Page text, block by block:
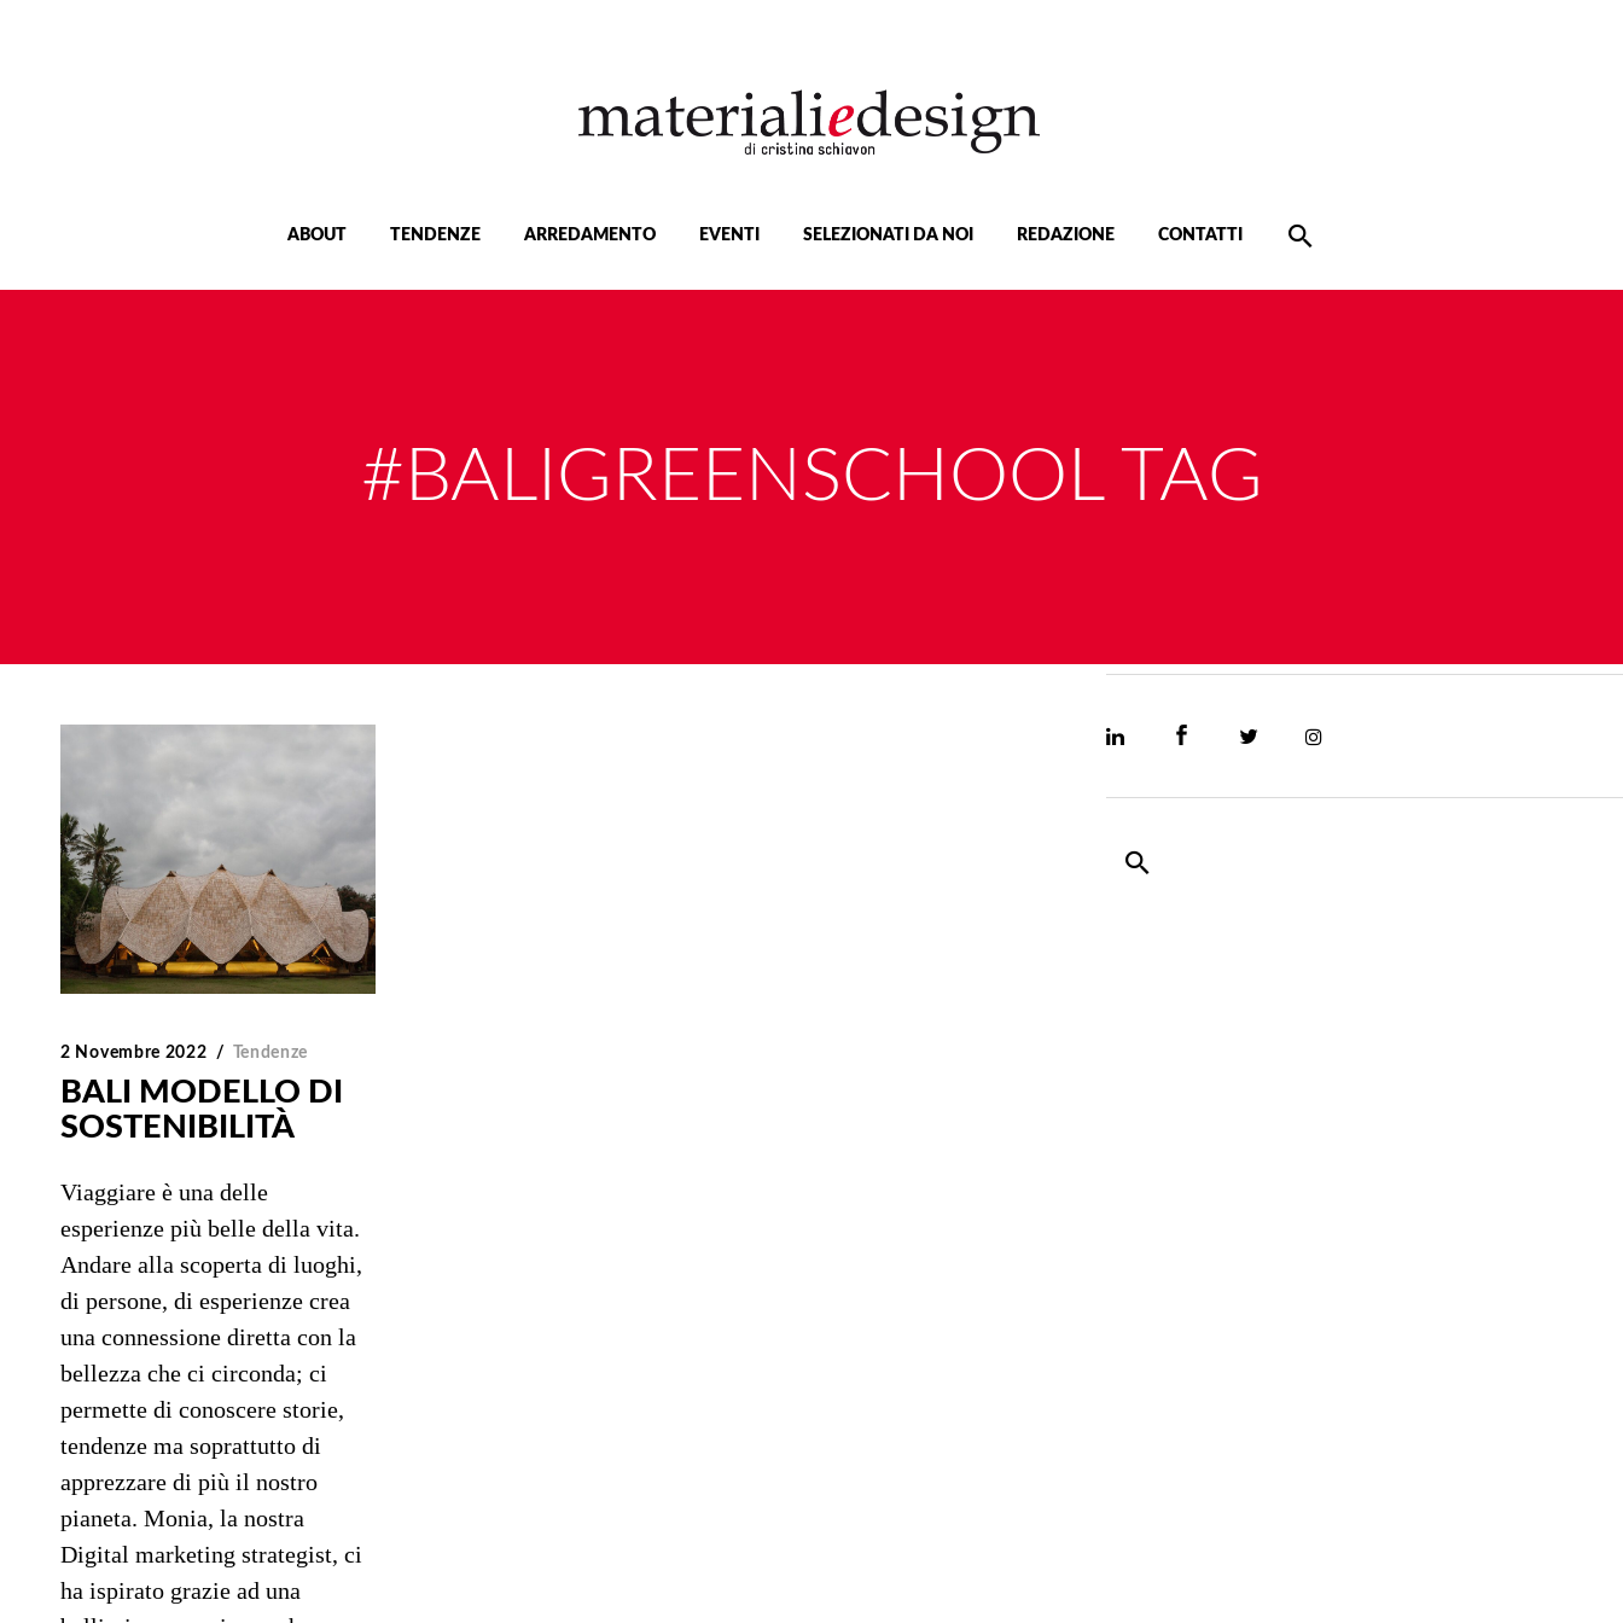
ABOUT TENDENZE ARREDAMENTO EVENTI SELEZIONATI DA NOI REDAZIONE CONTATTI
#BALIGREENSCHOOL TAG
2 Novembre 2022 Tendenze
BALI MODELLO DI
SOSTENIBILITÀ
Viaggiare è una delle
esperienze più belle della vita.
Andare alla scoperta di luoghi,
di persone, di esperienze crea
una connessione diretta con la
bellezza che ci circonda; ci
permette di conoscere storie,
tendenze ma soprattutto di
apprezzare di più il nostro
pianeta. Monia, la nostra
Digital marketing strategist, ci
ha ispirato grazie ad una